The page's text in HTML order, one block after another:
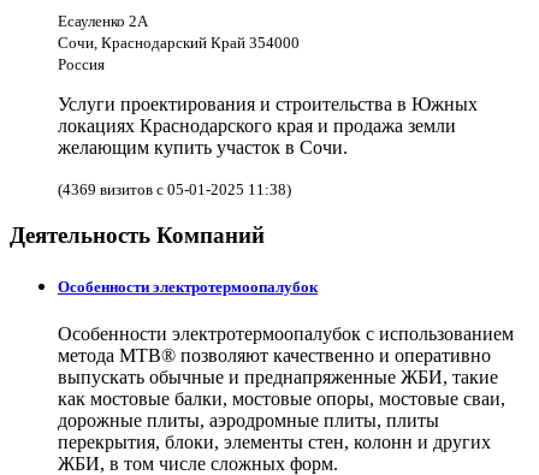
Есауленко 2А
Сочи, Краснодарский Край 354000
Россия
Услуги проектирования и строительства в Южных
локациях Краснодарского края и продажа земли
желающим купить участок в Сочи.
(4369 визитов с 05-01-2025 11:38)
Деятельность Компаний
Особенности электротермоопалубок
Особенности электротермоопалубок с использованием
метода МТВ® позволяют качественно и оперативно
выпускать обычные и преднапряженные ЖБИ, такие
как мостовые балки, мостовые опоры, мостовые сваи,
дорожные плиты, аэродромные плиты, плиты
перекрытия, блоки, элементы стен, колонн и других
ЖБИ, в том числе сложных форм.